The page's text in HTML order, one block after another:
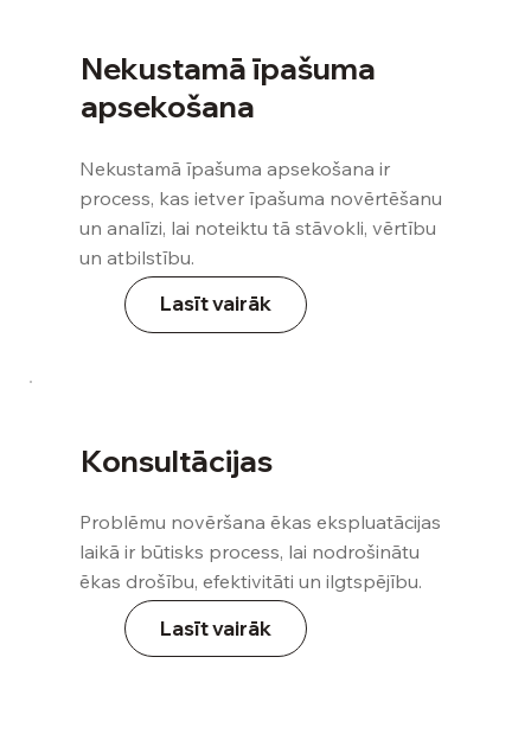
Nekustamā īpašuma
apsekošana
Nekustamā īpašuma apsekošana ir
process, kas ietver īpašuma novērtēšanu
un analīzi, lai noteiktu tā stāvokli, vērtību
un atbilstību.
Lasīt vairāk
Konsultācijas
Problēmu novēršana ēkas ekspluatācijas
laikā ir būtisks process, lai nodrošinātu
ēkas drošību, efektivitāti un ilgtspējību.
Lasīt vairāk